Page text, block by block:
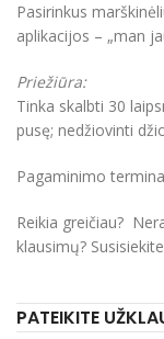
Pasirinkus
aplikacijos – „man
Priežiūra:
Tinka skalbti 30
pusę; nedžiovinti
Pagaminimo
Reikia greičiau?
klausimų?
PATEIKITE